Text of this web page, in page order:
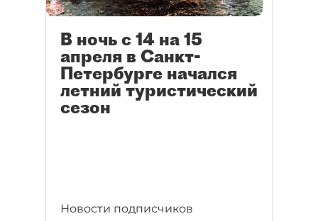
В ночь с 14 на 15
апреля в Санкт-
Петербурге начался
летний туристический
сезон
Новости подписчиков